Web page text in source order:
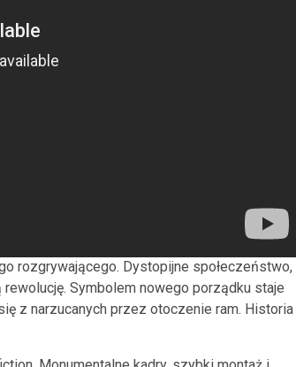
rozgrywającego. Dystopijne społeczeństwo,
Symbolem nowego porządku staje
z narzucanych przez otoczenie ram. Historia